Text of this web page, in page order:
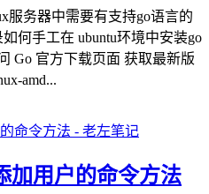
服务器中需要有支持go语言的
何手工在 ubuntu环境中安装go
Go 官方下载页面 获取最新版
amd...
加用户的命令方法